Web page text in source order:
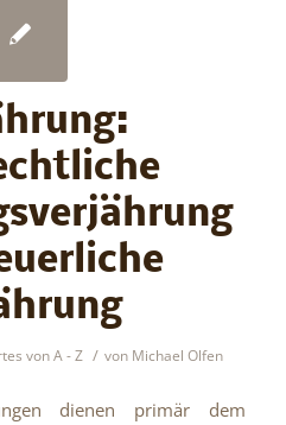
von A - Z / von Michael Olfen
dienen primär dem